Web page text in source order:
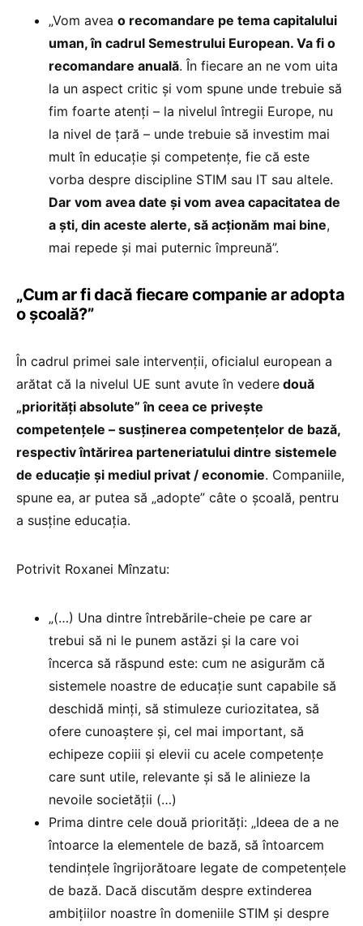
„Vom avea o recomandare pe tema capitalului
uman, în cadrul Semestrului European. Va fi o
recomandare anuală. În fiecare an ne vom uita
la un aspect critic și vom spune unde trebuie să
fim foarte atenți – la nivelul întregii Europe, nu
la nivel de țară – unde trebuie să investim mai
mult în educație și competențe, fie că este
vorba despre discipline STIM sau IT sau altele.
Dar vom avea date și vom avea capacitatea de
a ști, din aceste alerte, să acționăm mai bine,
mai repede și mai puternic împreună”.
„Cum ar fi dacă fiecare companie ar adopta
o școală?”
În cadrul primei sale intervenții, oficialul european a
arătat că la nivelul UE sunt avute în vedere două
„priorități absolute” în ceea ce privește
competențele – susținerea competențelor de bază,
respectiv întărirea parteneriatului dintre sistemele
de educație și mediul privat / economie. Companiile,
spune ea, ar putea să „adopte” câte o școală, pentru
a susține educația.
Potrivit Roxanei Mînzatu:
„(…) Una dintre întrebările-cheie pe care ar
trebui să ni le punem astăzi și la care voi
încerca să răspund este: cum ne asigurăm că
sistemele noastre de educație sunt capabile să
deschidă minți, să stimuleze curiozitatea, să
ofere cunoaștere și, cel mai important, să
echipeze copiii și elevii cu acele competențe
care sunt utile, relevante și să le alinieze la
nevoile societății (…)
Prima dintre cele două priorități: „Ideea de a ne
întoarce la elementele de bază, să întoarcem
tendințele îngrijorătoare legate de competențele
de bază. Dacă discutăm despre extinderea
ambițiilor noastre în domeniile STIM și despre